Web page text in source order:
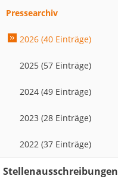
Pressearchiv
2026 (40 Einträge)
2025 (57 Einträge)
2024 (49 Einträge)
2023 (28 Einträge)
2022 (37 Einträge)
Stellenausschreibungen